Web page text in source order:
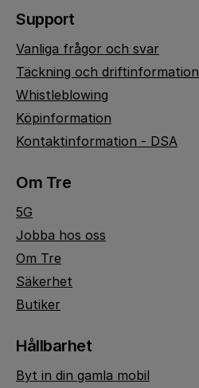
Support
Vanliga frågor och svar
Täckning och driftinformation
Whistleblowing
Köpinformation
Kontaktinformation - DSA
Om Tre
5G
Jobba hos oss
Om Tre
Säkerhet
Butiker
Hållbarhet
Byt in din gamla mobil